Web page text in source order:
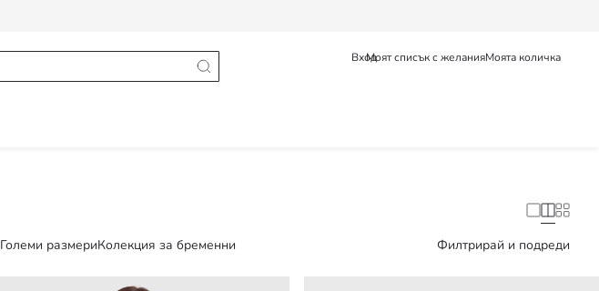
ВходМоят списък с желанияМоята количка
Големи размериКолекция за бременни Филтрирай и подреди